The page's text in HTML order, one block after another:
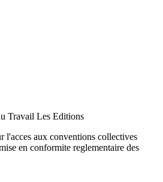
Travail Les Editions
l'acces aux conventions collectives
en conformite reglementaire des